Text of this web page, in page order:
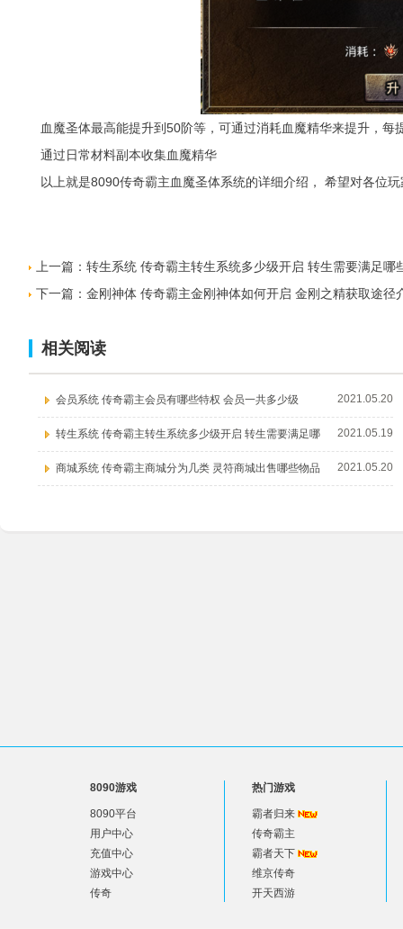
血魔圣体最高能提升到50阶等，可通过消耗血魔精华来提升，每
通过日常材料副本收集血魔精华
以上就是8090传奇霸主血魔圣体系统的详细介绍， 希望对各位玩
上一篇： 转生系统 传奇霸主转生系统多少级开启 转生需要满足哪
下一篇： 金刚神体 传奇霸主金刚神体如何开启 金刚之精获取途径
相关阅读
会员系统 传奇霸主会员有哪些特权 会员一共多少级 2021.05.20
转生系统 传奇霸主转生系统多少级开启 转生需要满足哪 2021.05.19
商城系统 传奇霸主商城分为几类 灵符商城出售哪些物品 2021.05.20
8090游戏
8090平台
用户中心
充值中心
游戏中心
传奇
热门游戏
霸者归来
传奇霸主
霸者天下
维京传奇
开天西游